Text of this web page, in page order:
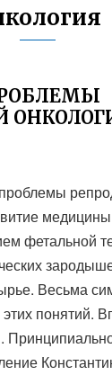
фетальной
Весьма
понятий.